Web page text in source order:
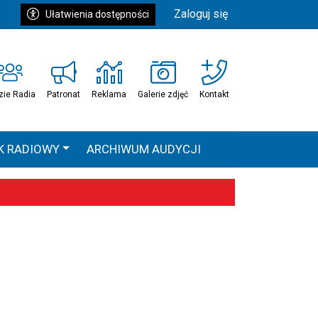
Ułatwienia dostępności Zaloguj się
Radia Patronat Reklama Galerie zdjęć Kontakt
RADIOWY ARCHIWUM AUDYCJI
HEAVEN TOUR